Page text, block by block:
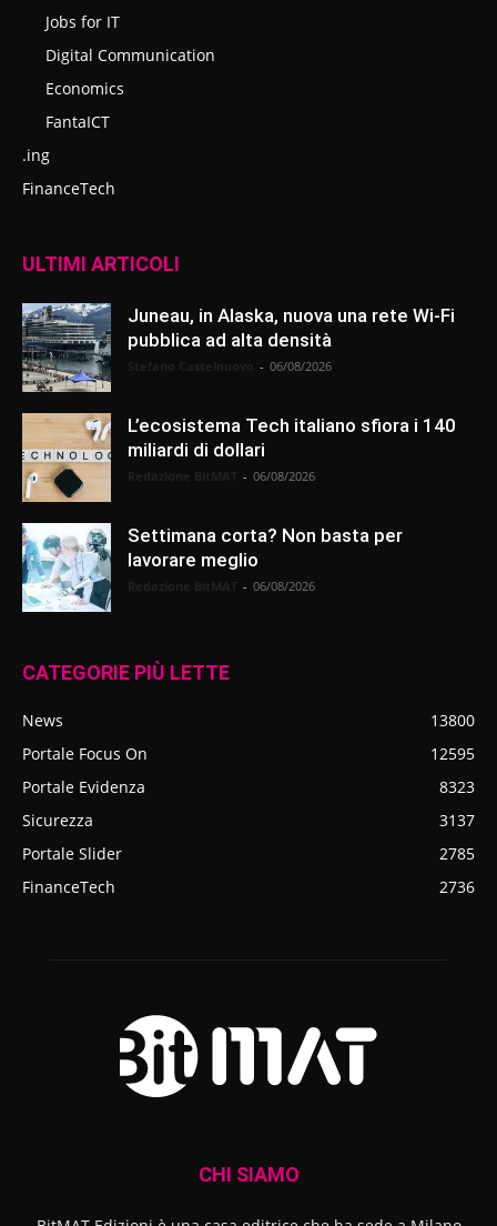
Jobs for IT
Digital Communication
Economics
FantaICT
.ing
FinanceTech
ULTIMI ARTICOLI
Juneau, in Alaska, nuova una rete Wi-Fi
pubblica ad alta densità
- 06/08/2026
L’ecosistema Tech italiano sfiora i 140
miliardi di dollari
- 06/08/2026
Settimana corta? Non basta per
lavorare meglio
- 06/08/2026
CATEGORIE PIÙ LETTE
News
13800
Portale Focus On
12595
Portale Evidenza
8323
Sicurezza
3137
Portale Slider
2785
FinanceTech
2736
CHI SIAMO